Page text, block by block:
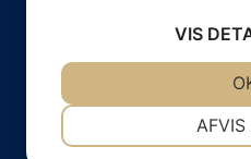
Christiansfeld
Formand:
VIS
AFVIS